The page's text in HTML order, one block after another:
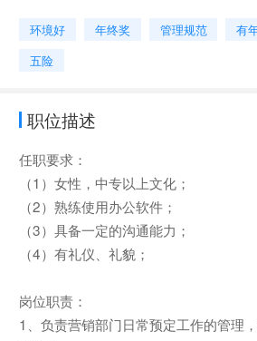
环境好 年终奖 管理规范 有
五险
职位描述
任职要求：
（1）女性，中专以上文化；
（2）熟练使用办公软件；
（3）具备一定的沟通能力；
（4）有礼仪、礼貌；
岗位职责：
1、负责营销部门日常预定工作的管理